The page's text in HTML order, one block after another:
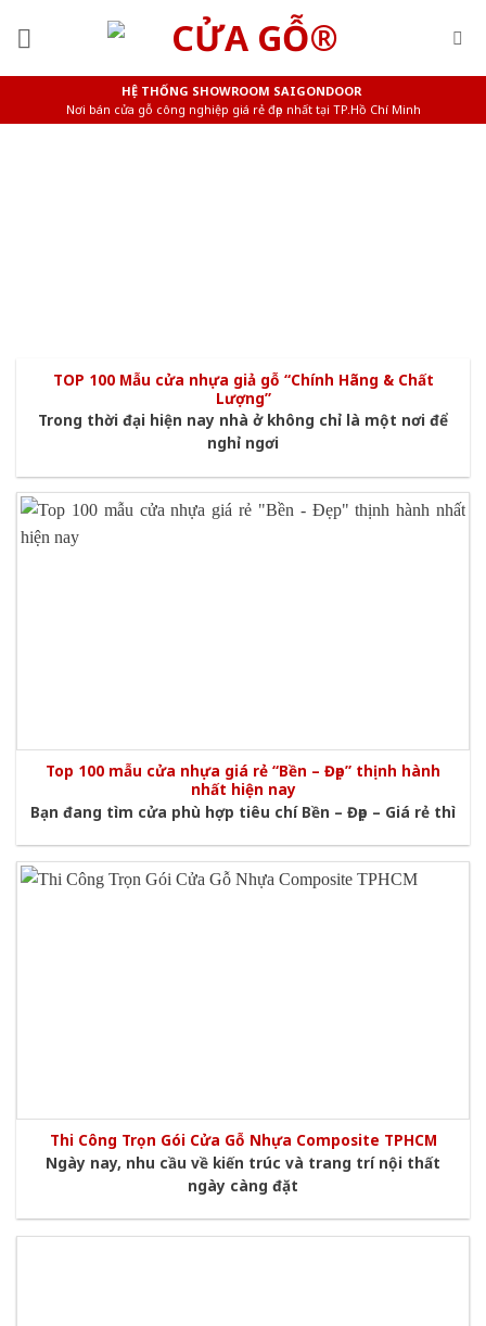
HỆ THỐNG SHOWROOM SAIGONDOOR
Nơi bán cửa gỗ công nghiệp giá rẻ đẹp nhất tại TP.Hồ Chí Minh
TOP 100 Mẫu cửa nhựa giả gỗ “Chính Hãng & Chất
Lượng”
Trong thời đại hiện nay nhà ở không chỉ là một nơi để
nghỉ ngơi
Top 100 mẫu cửa nhựa giá rẻ “Bền – Đẹp” thịnh hành
nhất hiện nay
Bạn đang tìm cửa phù hợp tiêu chí Bền – Đẹp – Giá rẻ thì
Thi Công Trọn Gói Cửa Gỗ Nhựa Composite TPHCM
Ngày nay, nhu cầu về kiến trúc và trang trí nội thất
ngày càng đặt